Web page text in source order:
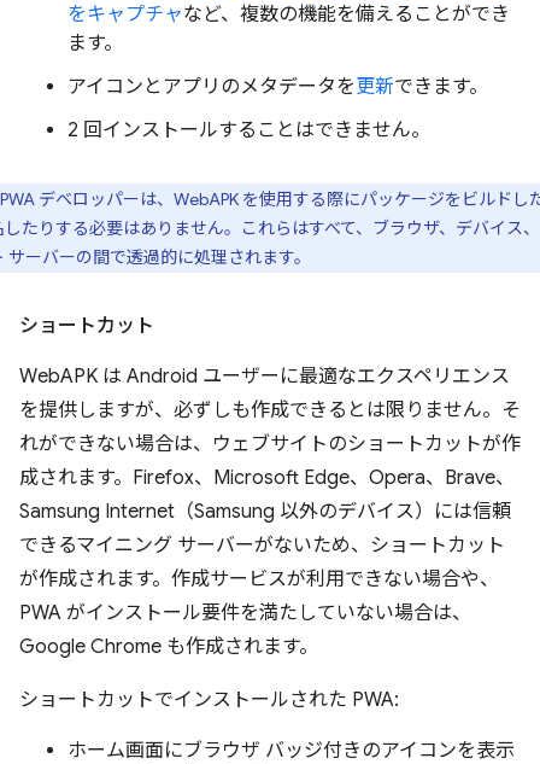
をキャプチャなど、複数の機能を備えることができ
ます。
アイコンとアプリのメタデータを更新できます。
2 回インストールすることはできません。
PWA デベロッパーは、WebAPK を使用する際にパッケージをビルドし
したりする必要はありません。これらはすべて、ブラウザ、デバイス
サーバーの間で透過的に処理されます。
ショートカット
WebAPK は Android ユーザーに最適なエクスペリエンス
を提供しますが、必ずしも作成できるとは限りません。そ
れができない場合は、ウェブサイトのショートカットが作
成されます。Firefox、Microsoft Edge、Opera、Brave、
Samsung Internet（Samsung 以外のデバイス）には信頼
できるマイニング サーバーがないため、ショートカット
が作成されます。作成サービスが利用できない場合や、
PWA がインストール要件を満たしていない場合は、
Google Chrome も作成されます。
ショートカットでインストールされた PWA:
ホーム画面にブラウザ バッジ付きのアイコンを表示